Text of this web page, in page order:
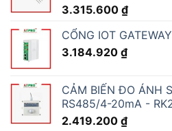
3.315.600 ₫
CỔNG IOT
3.184.920 ₫
CẢM BIẾN ĐO ÁNH
RS485/4-20mA -
2.419.200 ₫